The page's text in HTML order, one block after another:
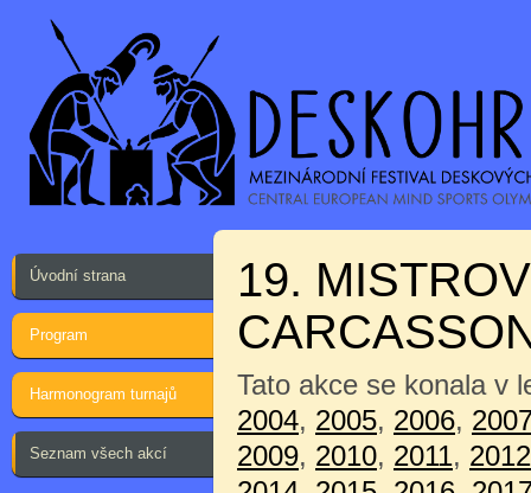
Úvodní strana
Program
Harmonogram turnajů
Seznam všech akcí
19.
Tato akce se konala v
2004, 2005, 2006,
2009, 2010, 2011, 2012